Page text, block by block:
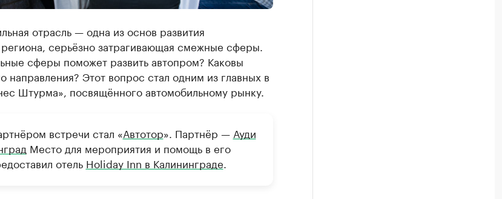
отрасль — одна из основ развития
серьёзно затрагивающая смежные сферы.
сферы поможет развить автопром? Каковы
направления? Этот вопрос стал одним из главных в
Штурма», посвящённого автомобильному рынку.
встречи стал «Автотор». Партнёр — Ауди
Место для мероприятия и помощь в его
отель Holiday Inn в Калининграде